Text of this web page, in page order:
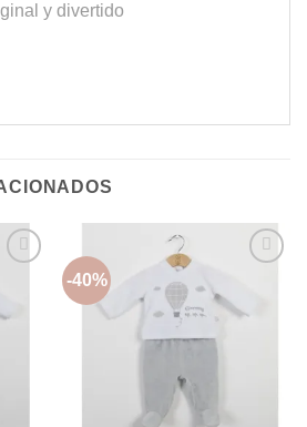
y divertido
-40%